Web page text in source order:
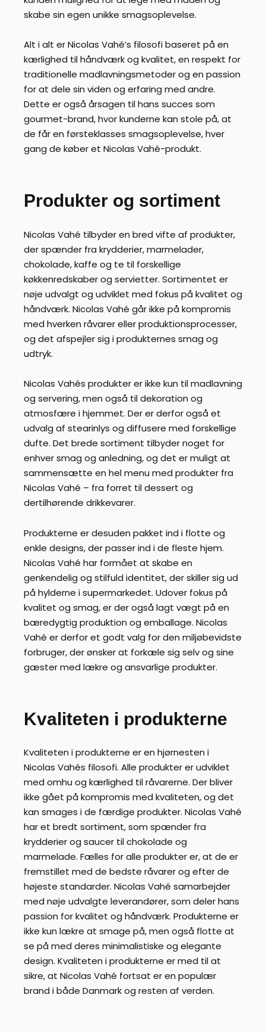
skabe sin egen unikke smagsoplevelse.
Alt i alt er Nicolas Vahé’s filosofi baseret på en
kærlighed til håndværk og kvalitet, en respekt for
traditionelle madlavningsmetoder og en passion
for at dele sin viden og erfaring med andre.
Dette er også årsagen til hans succes som
gourmet-brand, hvor kunderne kan stole på, at
de får en førsteklasses smagsoplevelse, hver
gang de køber et Nicolas Vahé-produkt.
Produkter og sortiment
Nicolas Vahé tilbyder en bred vifte af produkter,
der spænder fra krydderier, marmelader,
chokolade, kaffe og te til forskellige
køkkenredskaber og servietter. Sortimentet er
nøje udvalgt og udviklet med fokus på kvalitet og
håndværk. Nicolas Vahé går ikke på kompromis
med hverken råvarer eller produktionsprocesser,
og det afspejler sig i produkternes smag og
udtryk.
Nicolas Vahés produkter er ikke kun til madlavning
og servering, men også til dekoration og
atmosfære i hjemmet. Der er derfor også et
udvalg af stearinlys og diffusere med forskellige
dufte. Det brede sortiment tilbyder noget for
enhver smag og anledning, og det er muligt at
sammensætte en hel menu med produkter fra
Nicolas Vahé – fra forret til dessert og
dertilhørende drikkevarer.
Produkterne er desuden pakket ind i flotte og
enkle designs, der passer ind i de fleste hjem.
Nicolas Vahé har formået at skabe en
genkendelig og stilfuld identitet, der skiller sig ud
på hylderne i supermarkedet. Udover fokus på
kvalitet og smag, er der også lagt vægt på en
bæredygtig produktion og emballage. Nicolas
Vahé er derfor et godt valg for den miljøbevidste
forbruger, der ønsker at forkæle sig selv og sine
gæster med lækre og ansvarlige produkter.
Kvaliteten i produkterne
Kvaliteten i produkterne er en hjørnesten i
Nicolas Vahés filosofi. Alle produkter er udviklet
med omhu og kærlighed til råvarerne. Der bliver
ikke gået på kompromis med kvaliteten, og det
kan smages i de færdige produkter. Nicolas Vahé
har et bredt sortiment, som spænder fra
krydderier og saucer til chokolade og
marmelade. Fælles for alle produkter er, at de er
fremstillet med de bedste råvarer og efter de
højeste standarder. Nicolas Vahé samarbejder
med nøje udvalgte leverandører, som deler hans
passion for kvalitet og håndværk. Produkterne er
ikke kun lækre at smage på, men også flotte at
se på med deres minimalistiske og elegante
design. Kvaliteten i produkterne er med til at
sikre, at Nicolas Vahé fortsat er en populær
brand i både Danmark og resten af verden.